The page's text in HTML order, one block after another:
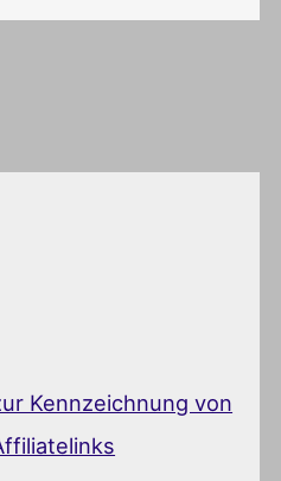
Kennzeichnung von